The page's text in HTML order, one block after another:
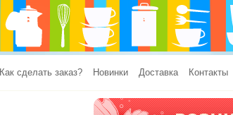
Как сделать заказ? Новинки Доставка Контакты